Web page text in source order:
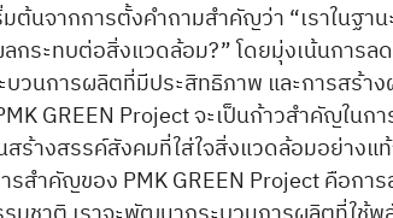
มต้นจากการตั้งคำถามสำคัญว่า “เราในฐ
กระทบต่อสิ่งแวดล้อม?” โดยมุ่งเน้นการ
บวนการผลิตที่มีประสิทธิภาพ และการสร้า
GREEN Project จะเป็นก้าวสำคัญใน
ร้างสรรค์สังคมที่ใส่ใจสิ่งแวดล้อมอย่างแ
รสำคัญของ PMK GREEN Project คือก